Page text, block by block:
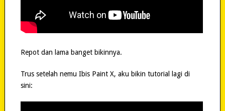
Repot dan lama banget bikinnya.
Trus setelah nemu Ibis Paint X, aku bikin tutorial lagi di
sini: